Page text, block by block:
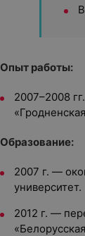
Опыт работы:
2007–2008
Образование:
2007 г. —
университет.
2012 г. —